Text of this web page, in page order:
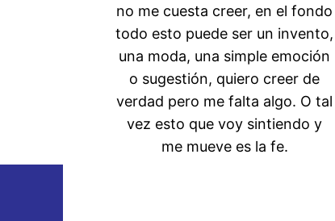
no me cuesta creer, en el fondo
todo esto puede ser un invento,
una moda, una simple emoción
o sugestión, quiero creer de
verdad pero me falta algo. O tal
vez esto que voy sintiendo y
me mueve es la fe.